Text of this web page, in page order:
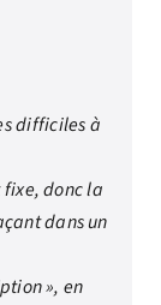
difficiles à
donc la
dans un
», en